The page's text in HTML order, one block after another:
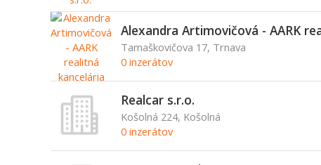
Alexandra Artimovičová - AARK
Tamaškovičova 17, Trnava
0 inzerátov
Realcar s.r.o.
Košolná 224, Košolná
0 inzerátov